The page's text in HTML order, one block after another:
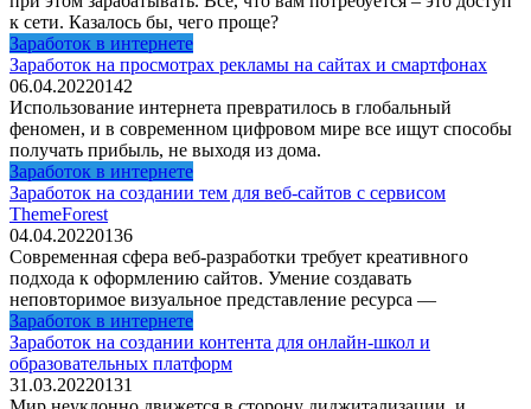
к сети. Казалось бы, чего проще?
Заработок в интернете
Заработок на просмотрах рекламы на сайтах и смартфонах
06.04.20220142
Использование интернета превратилось в глобальный
феномен, и в современном цифровом мире все ищут способы
получать прибыль, не выходя из дома.
Заработок в интернете
Заработок на создании тем для веб-сайтов с сервисом
ThemeForest
04.04.20220136
Современная сфера веб-разработки требует креативного
подхода к оформлению сайтов. Умение создавать
неповторимое визуальное представление ресурса —
Заработок в интернете
Заработок на создании контента для онлайн-школ и
образовательных платформ
31.03.20220131